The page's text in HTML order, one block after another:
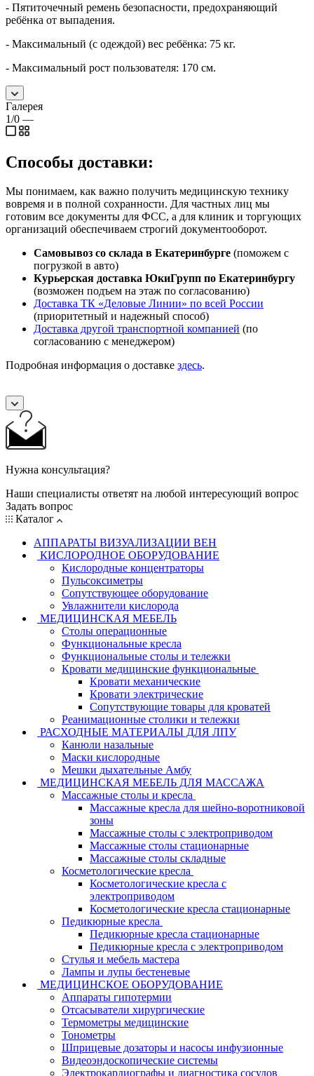
- Пятиточечный ремень безопасности, предохраняющий
ребёнка от выпадения.
- Максимальный (с одеждой) вес ребёнка: 75 кг.
- Максимальный рост пользователя: 170 см.
Галерея
1/0 —
Способы доставки:
Мы понимаем, как важно получить медицинскую технику
вовремя и в полной сохранности. Для частных лиц мы
готовим все документы для ФСС, а для клиник и торгующих
организаций обеспечиваем строгий документооборот.
Самовывоз со склада в Екатеринбурге (поможем с
погрузкой в авто)
Курьерская доставка ЮкиГрупп по Екатеринбургу
(возможен подъем на этаж по согласованию)
Доставка ТК «Деловые Линии» по всей России
(приоритетный и надежный способ)
Доставка другой транспортной компанией (по
согласованию с менеджером)
Подробная информация о доставке здесь.
Нужна консультация?
Наши специалисты ответят на любой интересующий вопрос
Задать вопрос
Каталог
АППАРАТЫ ВИЗУАЛИЗАЦИИ ВЕН
КИСЛОРОДНОЕ ОБОРУДОВАНИЕ
Кислородные концентраторы
Пульсоксиметры
Сопутствующее оборудование
Увлажнители кислорода
МЕДИЦИНСКАЯ МЕБЕЛЬ
Столы операционные
Функциональные кресла
Функциональные столы и тележки
Кровати медицинские функциональные
Кровати механические
Кровати электрические
Сопутствующие товары для кроватей
Реанимационные столики и тележки
РАСХОДНЫЕ МАТЕРИАЛЫ ДЛЯ ЛПУ
Канюли назальные
Маски кислородные
Мешки дыхательные Амбу
МЕДИЦИНСКАЯ МЕБЕЛЬ ДЛЯ МАССАЖА
Массажные столы и кресла
Массажные кресла для шейно-воротниковой
зоны
Массажные столы с электроприводом
Массажные столы стационарные
Массажные столы складные
Косметологические кресла
Косметологические кресла с
электроприводом
Косметологические кресла стационарные
Педикюрные кресла
Педикюрные кресла стационарные
Педикюрные кресла с электроприводом
Стулья и мебель мастера
Лампы и лупы бестеневые
МЕДИЦИНСКОЕ ОБОРУДОВАНИЕ
Аппараты гипотермии
Отсасыватели хирургические
Термометры медицинские
Тонометры
Шприцевые дозаторы и насосы инфузионные
Видеоэндоскопические системы
Электрокардиографы и диагностика сосудов